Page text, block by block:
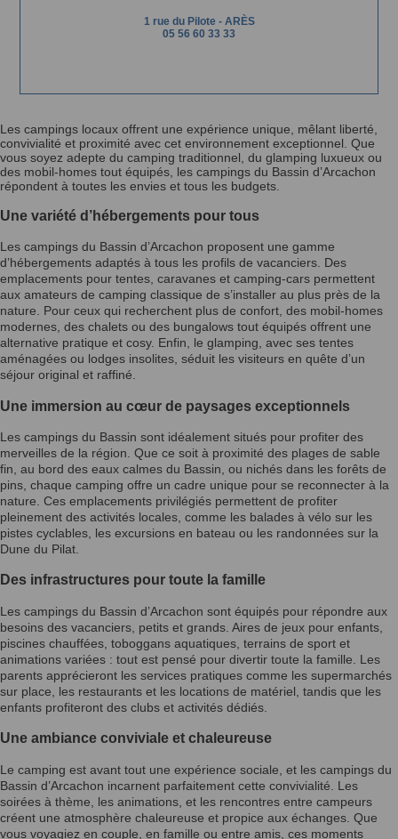
1 rue du Pilote - ARÈS
05 56 60 33 33
Les campings locaux offrent une expérience unique, mêlant liberté,
convivialité et proximité avec cet environnement exceptionnel. Que
vous soyez adepte du camping traditionnel, du glamping luxueux ou
des mobil-homes tout équipés, les campings du Bassin d’Arcachon
répondent à toutes les envies et tous les budgets.
Une variété d’hébergements pour tous
Les campings du Bassin d’Arcachon proposent une gamme
d’hébergements adaptés à tous les profils de vacanciers. Des
emplacements pour tentes, caravanes et camping-cars permettent
aux amateurs de camping classique de s’installer au plus près de la
nature. Pour ceux qui recherchent plus de confort, des mobil-homes
modernes, des chalets ou des bungalows tout équipés offrent une
alternative pratique et cosy. Enfin, le glamping, avec ses tentes
aménagées ou lodges insolites, séduit les visiteurs en quête d’un
séjour original et raffiné.
Une immersion au cœur de paysages exceptionnels
Les campings du Bassin sont idéalement situés pour profiter des
merveilles de la région. Que ce soit à proximité des plages de sable
fin, au bord des eaux calmes du Bassin, ou nichés dans les forêts de
pins, chaque camping offre un cadre unique pour se reconnecter à la
nature. Ces emplacements privilégiés permettent de profiter
pleinement des activités locales, comme les balades à vélo sur les
pistes cyclables, les excursions en bateau ou les randonnées sur la
Dune du Pilat.
Des infrastructures pour toute la famille
Les campings du Bassin d’Arcachon sont équipés pour répondre aux
besoins des vacanciers, petits et grands. Aires de jeux pour enfants,
piscines chauffées, toboggans aquatiques, terrains de sport et
animations variées : tout est pensé pour divertir toute la famille. Les
parents apprécieront les services pratiques comme les supermarchés
sur place, les restaurants et les locations de matériel, tandis que les
enfants profiteront des clubs et activités dédiés.
Une ambiance conviviale et chaleureuse
Le camping est avant tout une expérience sociale, et les campings du
Bassin d’Arcachon incarnent parfaitement cette convivialité. Les
soirées à thème, les animations, et les rencontres entre campeurs
créent une atmosphère chaleureuse et propice aux échanges. Que
vous voyagiez en couple, en famille ou entre amis, ces moments